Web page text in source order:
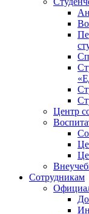
Центр
Сотрудникам